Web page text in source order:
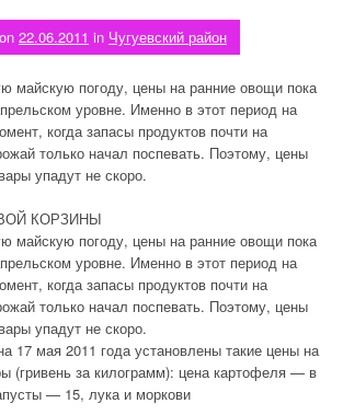
on 22.06.2011 in Чугуевский район
майскую погоду, цены на ранние овощи пока
уровне. Именно в этот период на
когда запасы продуктов почти на
только начал поспевать. Поэтому, цены
упадут не скоро.
КОРЗИНЫ
майскую погоду, цены на ранние овощи пока
уровне. Именно в этот период на
когда запасы продуктов почти на
только начал поспевать. Поэтому, цены
упадут не скоро.
мая 2011 года установлены такие цены на
(гривень за килограмм): цена картофеля — в
— 15, лука и моркови